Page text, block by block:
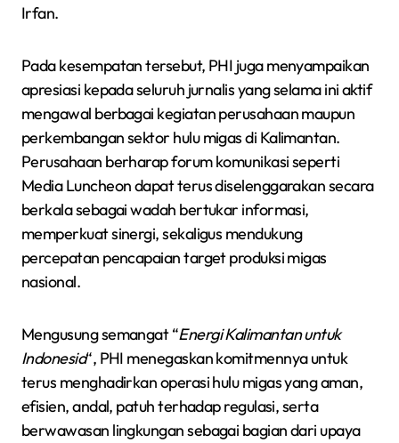
Irfan.
Pada kesempatan tersebut, PHI juga menyampaikan
apresiasi kepada seluruh jurnalis yang selama ini aktif
mengawal berbagai kegiatan perusahaan maupun
perkembangan sektor hulu migas di Kalimantan.
Perusahaan berharap forum komunikasi seperti
Media Luncheon dapat terus diselenggarakan secara
berkala sebagai wadah bertukar informasi,
memperkuat sinergi, sekaligus mendukung
percepatan pencapaian target produksi migas
nasional.
Mengusung semangat “Energi Kalimantan untuk
Indonesia“, PHI menegaskan komitmennya untuk
terus menghadirkan operasi hulu migas yang aman,
efisien, andal, patuh terhadap regulasi, serta
berwawasan lingkungan sebagai bagian dari upaya